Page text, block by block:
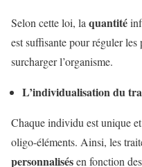
Selon cette loi, la quantité
est suffisante pour réguler les
surcharger l’organisme.
L’individualisation du
Chaque individu est unique
oligo-éléments. Ainsi, les
personnalisésen fonction